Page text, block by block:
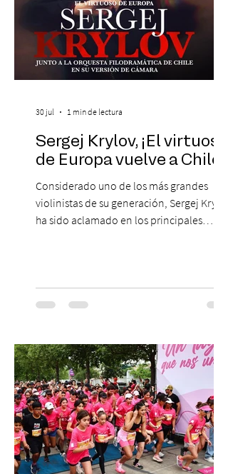
Sergej Krylov, ¡El virtuoso
de Europa vuelve a Chile!
Considerado uno de los más grandes
violinistas de su generación, Sergej Krylov
ha sido aclamado en los principales
escenario del Teatro CA660 para
protagonizar una velada extraordinaria
Las Cuatro Estaciones de Antonio Vivaldi y
Las Cuatro Estaciones Porteñas de Astor
Piazzolla. Déja
30 jul 1 min de lectura